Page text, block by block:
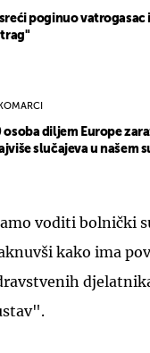
poginuo
trag"
osoba diljem Europe
slučajeva u našem
voditi bolnički
kako ima